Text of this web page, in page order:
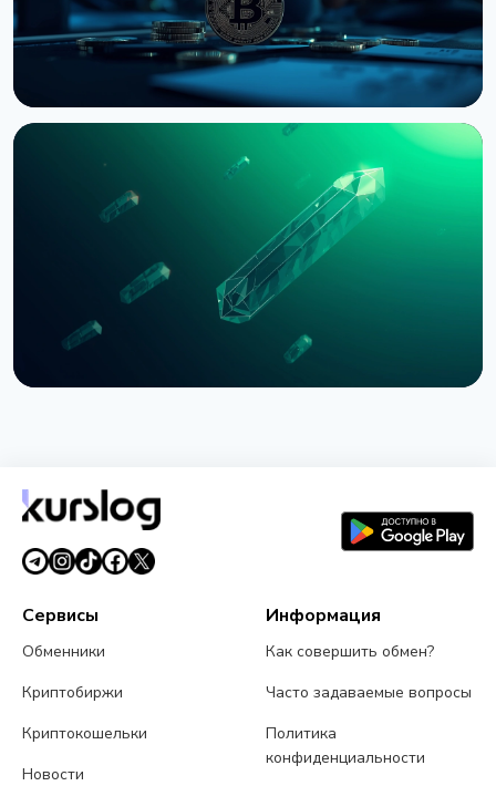
Bernstein предупреждает об обвале
крипторынка из-за провала CLARITY Act в
3 августа 2026 г.4 мин чтения
Сервисы
Обменники
Криптобиржи
Криптокошельки
Новости
Информация
Как совершить обмен?
Часто задаваемые вопросы
Политика
конфиденциальности